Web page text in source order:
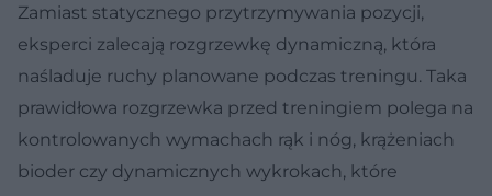
Zamiast statycznego przytrzymywania pozycji,
eksperci zalecają rozgrzewkę dynamiczną, która
naśladuje ruchy planowane podczas treningu. Taka
prawidłowa rozgrzewka przed treningiem polega na
kontrolowanych wymachach rąk i nóg, krążeniach
bioder czy dynamicznych wykrokach, które